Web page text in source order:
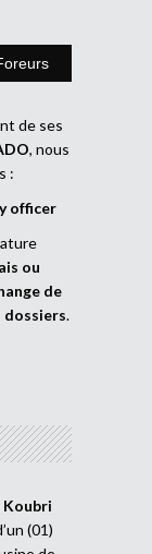
de ses
, nous
:
officer
ou
de
dossiers.
Koubri
(01)